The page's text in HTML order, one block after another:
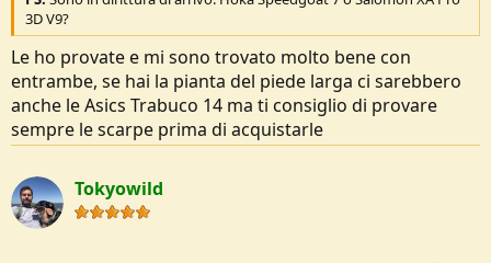
3D V9?
Le ho provate e mi sono trovato molto bene con
entrambe, se hai la pianta del piede larga ci sarebbero
anche le Asics Trabuco 14 ma ti consiglio di provare
sempre le scarpe prima di acquistarle
Tokyowild